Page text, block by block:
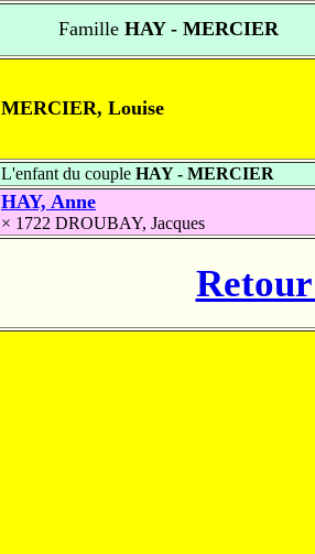
FamilleHAY - MERCIER
MERCIER, Louise
L'enfant du couple HAY - MERCIER
HAY, Anne
× 1722 DROUBAY, Jacques